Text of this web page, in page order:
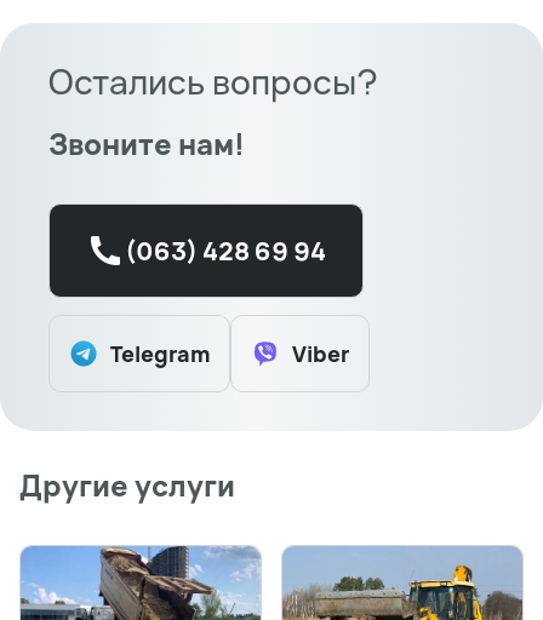
Остались вопросы?
Звоните нам!
(063) 428 69 94
Telegram Viber
Другие услуги